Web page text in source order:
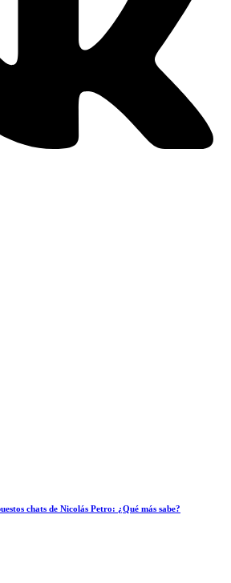
chats de Nicolás Petro: ¿Qué más sabe?